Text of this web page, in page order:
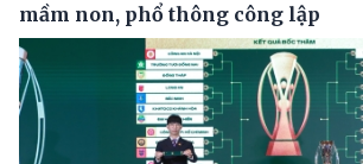
mầm non, phổ thông công lập